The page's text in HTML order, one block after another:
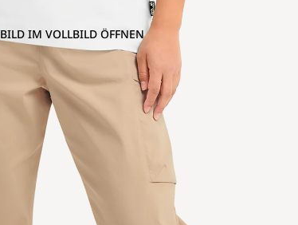
BILD IM VOLLBILD ÖFFNEN